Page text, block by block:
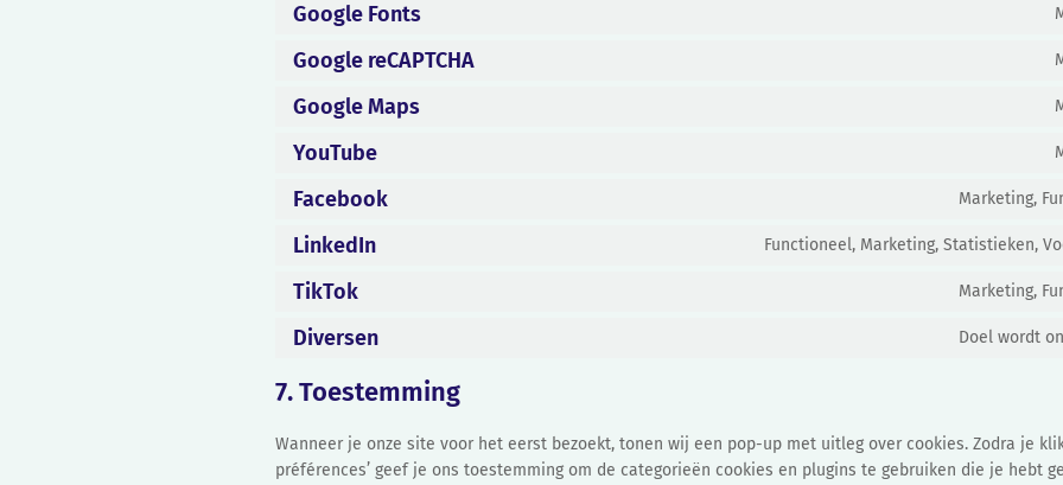
Google Fonts
Google reCAPTCHA
Google Maps
YouTube
Facebook Marketing,
LinkedIn Functioneel, Marketing, Statistieken,
TikTok Marketing,
Diversen Doel wordt
7. Toestemming
Wanneer je onze site voor het eerst bezoekt, tonen wij een pop-up met uitleg over cookies. Zodra je
préférences’ geef je ons toestemming om de categorieën cookies en plugins te gebruiken die je hebt